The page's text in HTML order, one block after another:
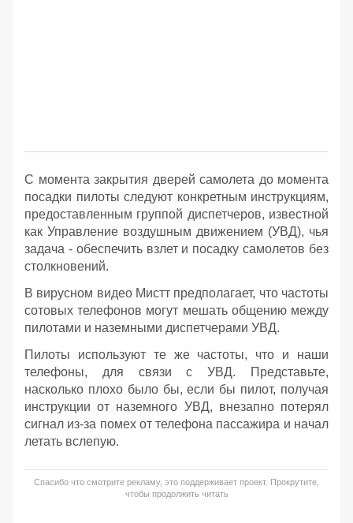
С момента закрытия дверей самолета до момента
посадки пилоты следуют конкретным инструкциям,
предоставленным группой диспетчеров, известной
как Управление воздушным движением (УВД), чья
задача - обеспечить взлет и посадку самолетов без
столкновений.
В вирусном видео Мистт предполагает, что частоты
сотовых телефонов могут мешать общению между
пилотами и наземными диспетчерами УВД.
Пилоты используют те же частоты, что и наши
телефоны, для связи с УВД. Представьте,
насколько плохо было бы, если бы пилот, получая
инструкции от наземного УВД, внезапно потерял
сигнал из-за помех от телефона пассажира и начал
летать вслепую.
Спасибо что смотрите рекламу, это поддерживает проект. Прокрутите,
чтобы продолжить читать